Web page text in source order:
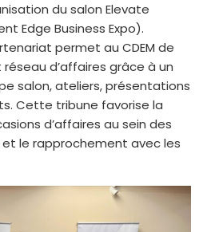
du salon Elevate
Edge Business Expo).
permet au CDEM de
d’affaires grâce à un
salon, ateliers, présentations
Cette tribune favorise la
d’affaires au sein des
le rapprochement avec les